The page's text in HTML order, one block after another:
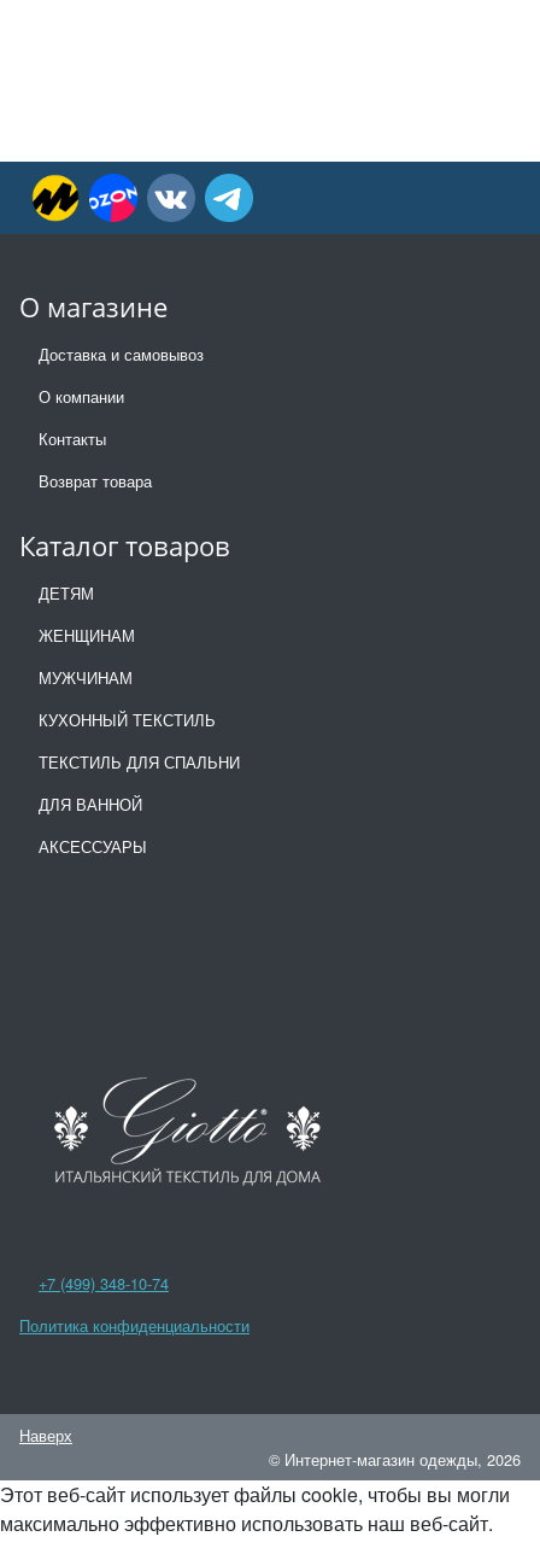
О магазине
Доставка и самовывоз
О компании
Контакты
Возврат товара
Каталог товаров
ДЕТЯМ
ЖЕНЩИНАМ
МУЖЧИНАМ
КУХОННЫЙ ТЕКСТИЛЬ
ТЕКСТИЛЬ ДЛЯ СПАЛЬНИ
ДЛЯ ВАННОЙ
АКСЕССУАРЫ
+7 (499) 348-10-74
Политика конфиденциальности
Наверх
© Интернет-магазин одежды, 2026
Этот веб-сайт использует файлы cookie, чтобы вы могли
максимально эффективно использовать наш веб-сайт.